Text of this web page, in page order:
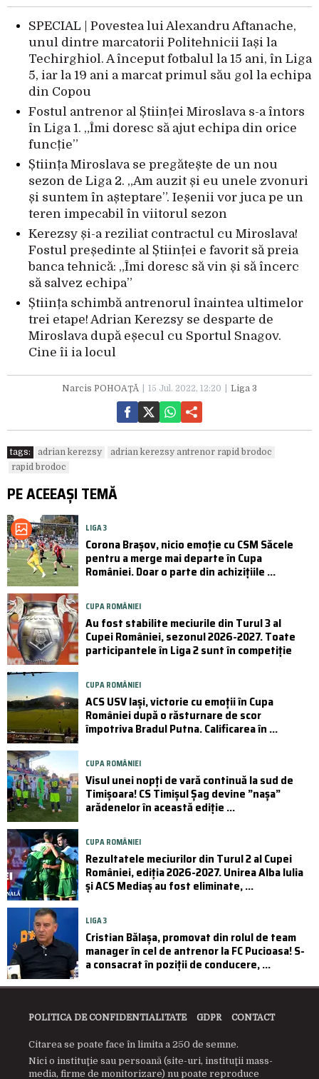
SPECIAL | Povestea lui Alexandru Aftanache,
unul dintre marcatorii Politehnicii Iași la
Techirghiol. A început fotbalul la 15 ani, în Liga
5, iar la 19 ani a marcat primul său gol la echipa
din Copou
Fostul antrenor al Științei Miroslava s-a întors
în Liga 1. „Îmi doresc să ajut echipa din orice
funcție”
Știința Miroslava se pregătește de un nou
sezon de Liga 2. „Am auzit și eu unele zvonuri
și suntem în așteptare”. Ieșenii vor juca pe un
teren impecabil în viitorul sezon
Kerezsy și-a reziliat contractul cu Miroslava!
Fostul președinte al Științei e favorit să preia
banca tehnică: „Îmi doresc să vin și să încerc
să salvez echipa”
Știința schimbă antrenorul înaintea ultimelor
trei etape! Adrian Kerezsy se desparte de
Miroslava după eșecul cu Sportul Snagov.
Cine îi ia locul
Narcis POHOAȚĂ 15 Jul. 2022, 12:20 Liga 3
tags: adrian kerezsy
adrian kerezsy antrenor rapid brodoc
rapid brodoc
PE ACEEAȘI TEMĂ
LIGA 3
Corona Brașov, nicio emoție cu CSM Săcele
pentru a merge mai departe în Cupa
României. Doar o parte din achizițiile ...
CUPA ROMÂNIEI
Au fost stabilite meciurile din Turul 3 al
Cupei României, sezonul 2026-2027. Toate
participantele în Liga 2 sunt în competiție
CUPA ROMÂNIEI
ACS USV Iași, victorie cu emoții în Cupa
României după o răsturnare de scor
împotriva Bradul Putna. Calificarea în ...
CUPA ROMÂNIEI
Visul unei nopți de vară continuă la sud de
Timișoara! CS Timișul Șag devine ”nașa”
arădenelor în această ediție ...
CUPA ROMÂNIEI
Rezultatele meciurilor din Turul 2 al Cupei
României, ediția 2026-2027. Unirea Alba Iulia
și ACS Mediaș au fost eliminate, ...
LIGA 3
Cristian Bălașa, promovat din rolul de team
manager în cel de antrenor la FC Pucioasa! S-
a consacrat în poziții de conducere, ...
POLITICA DE CONFIDENTIALITATE GDPR CONTACT
Citarea se poate face în limita a 250 de semne.
Nici o instituţie sau persoană (site-uri, instituţii mass-
media, firme de monitorizare) nu poate reproduce